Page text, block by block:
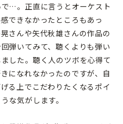
…。正直に言うとオーケスト
できなかったところもあっ
さんや矢代秋雄さんの作品の
弾いてみて、聴くよりも弾い
した。聴く人のツボを心得て
になれなかったのですが、自
る上でこだわりたくなるポイ
な気がします。